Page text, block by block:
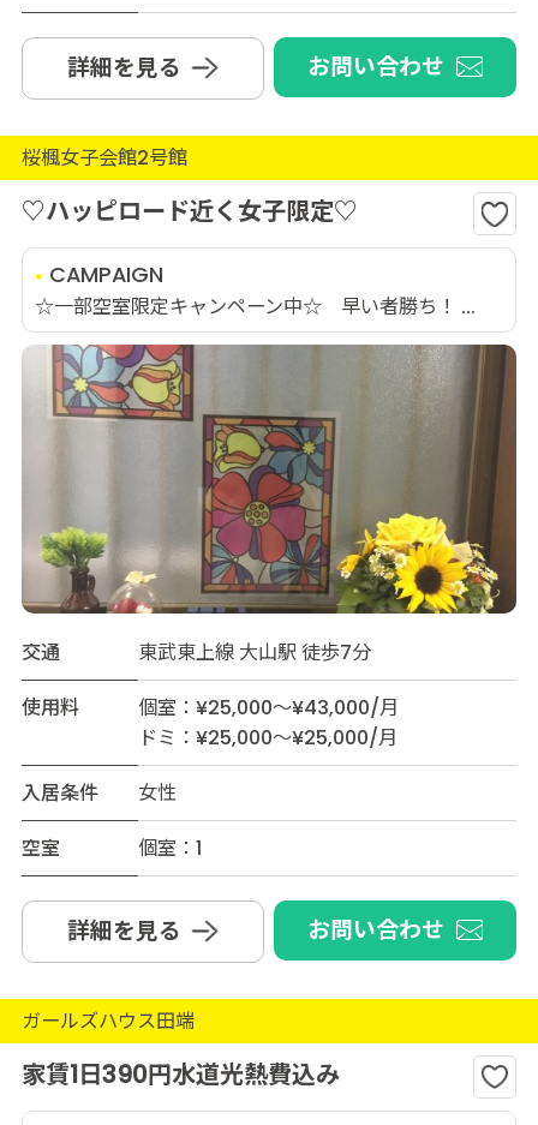
詳細を見る お問い合わせ
桜楓女子会館2号館
♡ハッピロード近く女子限定♡
CAMPAIGN
☆一部空室限定キャンペーン中☆ 早い者勝ち！ ...
交通
東武東上線 大山駅 徒歩7分
使用料
個室：¥25,000～¥43,000/月
ドミ：¥25,000～¥25,000/月
入居条件
女性
空室
個室：1
詳細を見る お問い合わせ
ガールズハウス田端
家賃1日390円水道光熱費込み